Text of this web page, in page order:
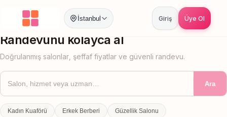
İstanbul Giriş Üye Ol
İstanbul
Randevunu kolayca al
Doğrulanmış salonlar, şeffaf fiyatlar ve güvenli randevu.
Ara
Kadın Kuaförü Erkek Berberi Güzellik Salonu